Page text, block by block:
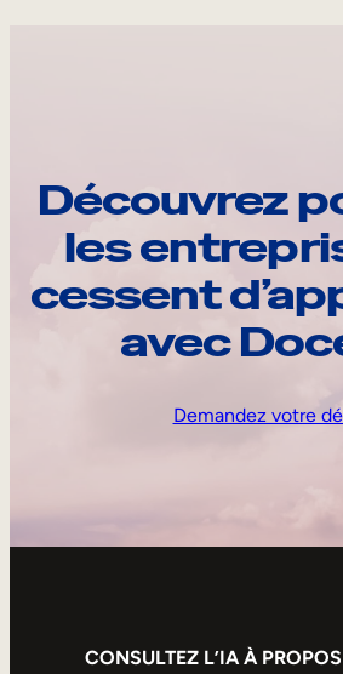
Découvrez
les
cessent
avec
Demandez votre
CONSULTEZ L’IA À